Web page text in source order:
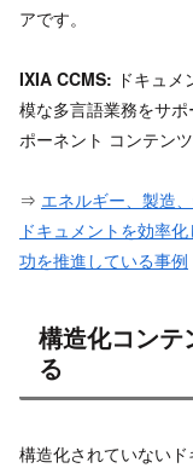
アです。
IXIA CCMS: ドキュ
模な多言語業務をサ
ポーネント コンテン
⇒ エネルギー、製造
ドキュメントを効率
功を推進している事例
構造化コンテ
る
構造化されていない